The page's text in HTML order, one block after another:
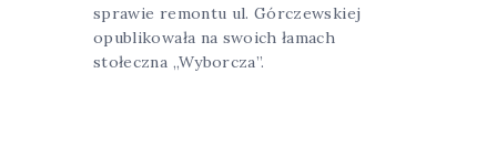
sprawie remontu ul. Górczewskiej
opublikowała na swoich łamach
stołeczna „Wyborcza”.